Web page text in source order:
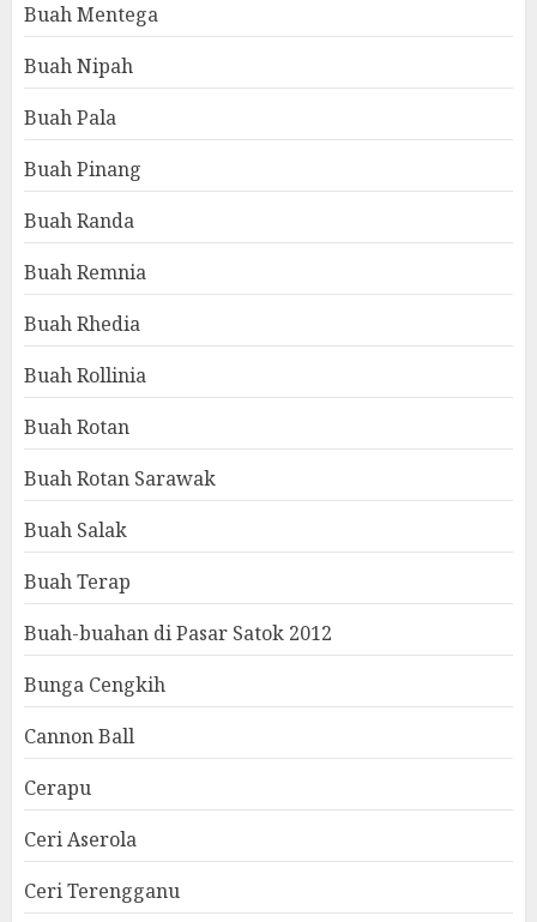
Buah Mentega
Buah Nipah
Buah Pala
Buah Pinang
Buah Randa
Buah Remnia
Buah Rhedia
Buah Rollinia
Buah Rotan
Buah Rotan Sarawak
Buah Salak
Buah Terap
Buah-buahan di Pasar Satok 2012
Bunga Cengkih
Cannon Ball
Cerapu
Ceri Aserola
Ceri Terengganu